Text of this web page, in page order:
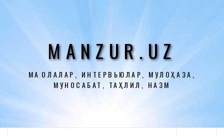
MANZUR.UZ
МАҚОЛАЛАР, ИНТЕРВЬЮЛАР, МУЛОҲАЗА,
МУНОСАБАТ, ТАҲЛИЛ, НАЗМ